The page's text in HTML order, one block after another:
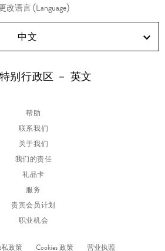
改语言 (Language)
中文
别行政区 － 英文
帮助
联系我们
关于我们
我们的责任
礼品卡
服务
贵宾会员计划
职业机会
政策 Cookies 政策 营业执照